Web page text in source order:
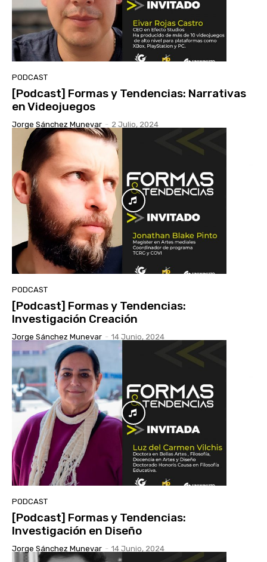
PODCAST
[Podcast] Formas y Tendencias: Narrativas
en Videojuegos
Jorge Sánchez Munevar - 2 Julio, 2024
PODCAST
[Podcast] Formas y Tendencias:
Investigación Creación
Jorge Sánchez Munevar - 14 Junio, 2024
PODCAST
[Podcast] Formas y Tendencias:
Investigación en Diseño
Jorge Sánchez Munevar - 14 Junio, 2024